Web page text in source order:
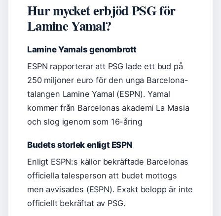
Hur mycket erbjöd PSG för
Lamine Yamal?
Lamine Yamals genombrott
ESPN rapporterar att PSG lade ett bud på
250 miljoner euro för den unga Barcelona-
talangen Lamine Yamal (ESPN). Yamal
kommer från Barcelonas akademi La Masia
och slog igenom som 16-åring
Budets storlek enligt ESPN
Enligt ESPN:s källor bekräftade Barcelonas
officiella talesperson att budet mottogs
men avvisades (ESPN). Exakt belopp är inte
officiellt bekräftat av PSG.